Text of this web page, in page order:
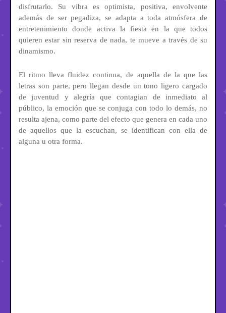
disfrutarlo. Su vibra es optimista, positiva, envolvente
además de ser pegadiza, se adapta a toda atmósfera de
entretenimiento donde activa la fiesta en la que todos
quieren estar sin reserva de nada, te mueve a través de su
dinamismo.
El ritmo lleva fluidez continua, de aquella de la que las
letras son parte, pero llegan desde un tono ligero cargado
de juventud y alegría que contagian de inmediato al
público, la emoción que se conjuga con todo lo demás, no
resulta ajena, como parte del efecto que genera en cada uno
de aquellos que la escuchan, se identifican con ella de
alguna u otra forma.